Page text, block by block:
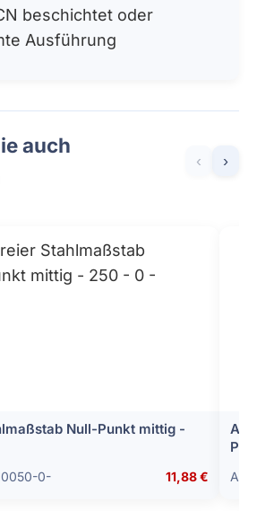
beschichtet oder
Ausführung
auch
‹ ›
Null-Punkt mittig -
0- 11,88 €